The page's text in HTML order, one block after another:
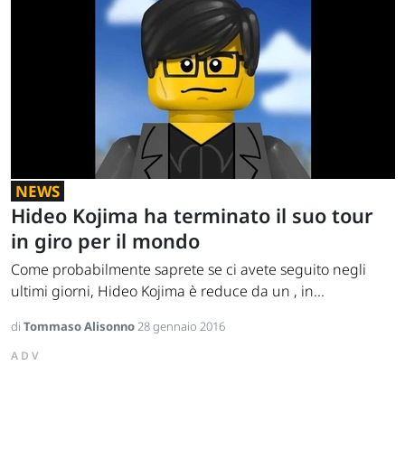
NEWS
Hideo Kojima ha terminato il suo tour
in giro per il mondo
Come probabilmente saprete se ci avete seguito negli
ultimi giorni, Hideo Kojima è reduce da un , in...
di Tommaso Alisonno28 gennaio 2016
ADV